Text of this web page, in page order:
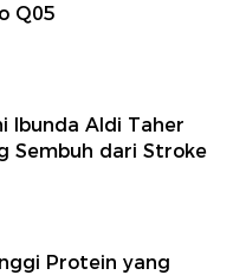
Q05
Ibunda Aldi Taher
Sembuh dari Stroke
Protein yang